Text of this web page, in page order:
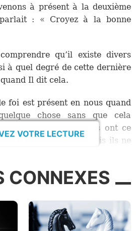
à présent à la deuxième
parlait : « Croyez à la bonne
qu’il existe divers
à quel degré de cette dernière
Il dit cela.
foi est présent en nous quand
chose sans que cela
de vivre. Les démons ont ce
que Dieu existe, mais ils ne
clairement par notre
les gens du 1er siècle
présent – à comprendre Son
VOTRE LECTURE
CONNEXES